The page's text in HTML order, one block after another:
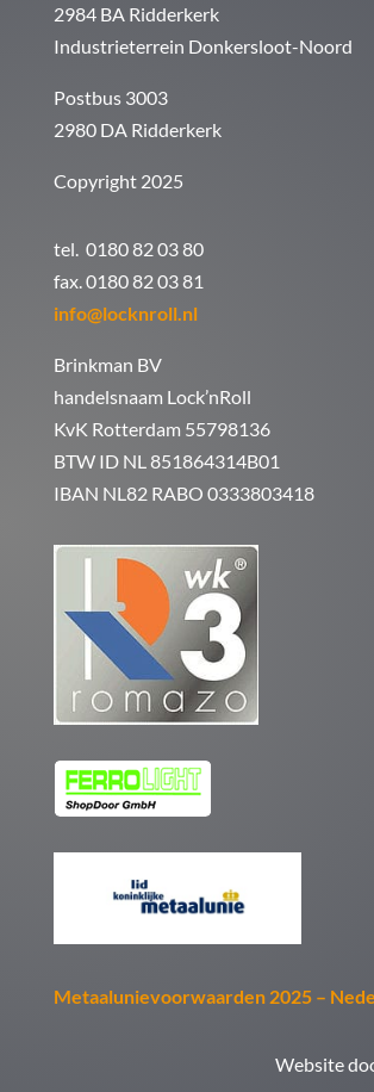
2984 BA Ridderkerk
Industrieterrein Donkersloot-Noord
Postbus 3003
2980 DA Ridderkerk
Copyright 2025
tel. 0180 82 03 80
fax. 0180 82 03 81
info@locknroll.nl
Brinkman BV
handelsnaam Lock’nRoll
KvK Rotterdam 55798136
BTW ID NL 851864314B01
IBAN NL82 RABO 0333803418
Metaalunievoorwaarden 2025 –
Website